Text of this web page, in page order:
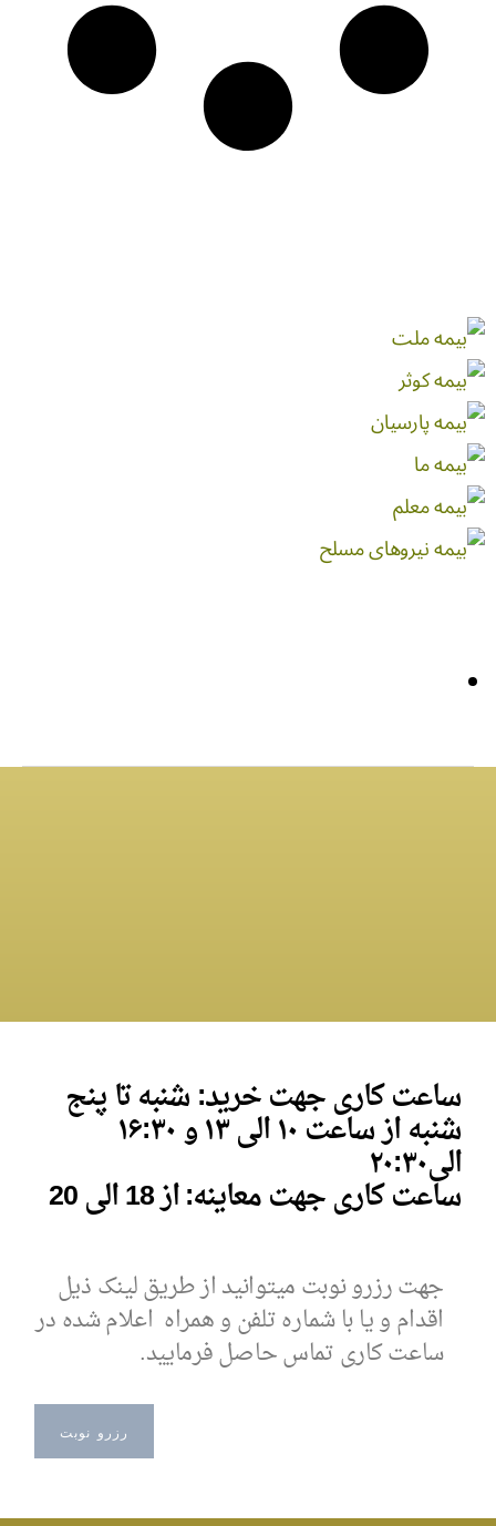
ساعت کاری جهت خرید: شنبه تا پنج
شنبه از ساعت ۱۰ الی ۱۳ و ۱۶:۳۰
الی ۲۰:۳۰
ساعت کاری جهت معاینه: از 18 الی 20
جهت رزرو نوبت میتوانید از طریق لینک ذیل
اقدام و یا با شماره تلفن و همراه اعلام شده در
ساعت کاری تماس حاصل فرمایید.
رزرو نوبت